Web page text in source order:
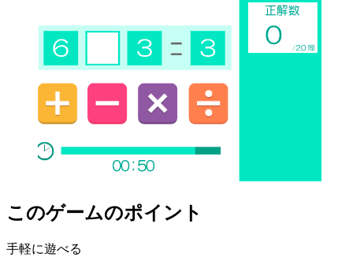
このゲームのポイント
手軽に遊べる